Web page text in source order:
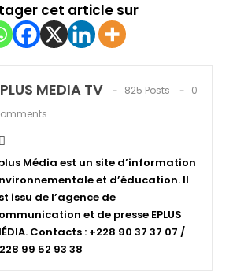
cet article sur
MEDIA TV 825 Posts
0
Média est un site d’information
et d’éducation. Il
issu de l’agence de
et de presse EPLUS
Contacts : +228 90 37 37 07 /
99 52 93 38